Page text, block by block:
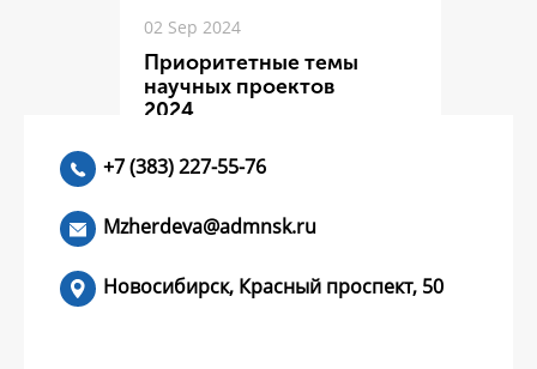
02 Sep 2024
Приоритетные темы
научных проектов
2024
ЧИТАТЬ >
+7 (383) 227-55-76
Mzherdeva@admnsk.ru
Новосибирск, Красный проспект, 50